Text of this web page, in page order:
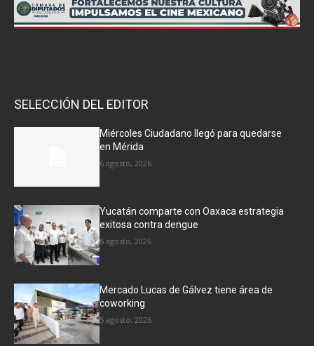
SELECCIÓN DEL EDITOR
Miércoles Ciudadano llegó para quedarse
en Mérida
6 agosto, 2026
Yucatán comparte con Oaxaca estrategia
exitosa contra dengue
6 agosto, 2026
Mercado Lucas de Gálvez tiene área de
coworking
5 agosto, 2026